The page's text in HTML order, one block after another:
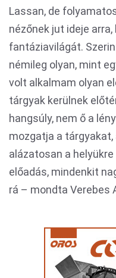
Lassan, de
nézőnek jut ideje
fantáziavilágát.
némileg olyan, mint
volt alkalmam olyan
tárgyak kerülnek
hangsúly, nem ő a
mozgatja a
alázatosan a
előadás, mindenkit
rá – mondta Verebes